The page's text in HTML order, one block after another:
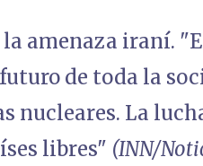
amenaza iraní.
de toda la
nucleares. La
libres" (INN/